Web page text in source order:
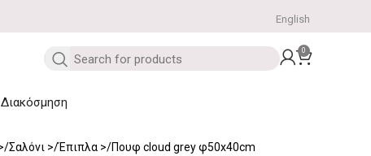
English
0
Διακόσμηση
Σαλόνι Έπιπλα Πουφ cloud grey φ50x40cm